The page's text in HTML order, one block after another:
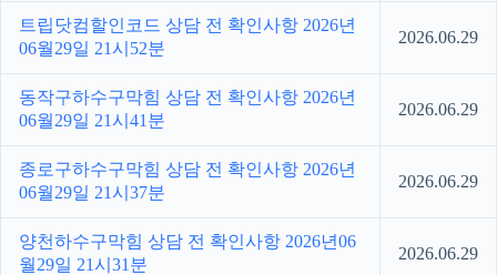
트립닷컴할인코드 상담 전 확인사항 2026년
06월29일 21시52분
2026.06.29
동작구하수구막힘 상담 전 확인사항 2026년
06월29일 21시41분
2026.06.29
종로구하수구막힘 상담 전 확인사항 2026년
06월29일 21시37분
2026.06.29
양천하수구막힘 상담 전 확인사항 2026년06
월29일 21시31분
2026.06.29